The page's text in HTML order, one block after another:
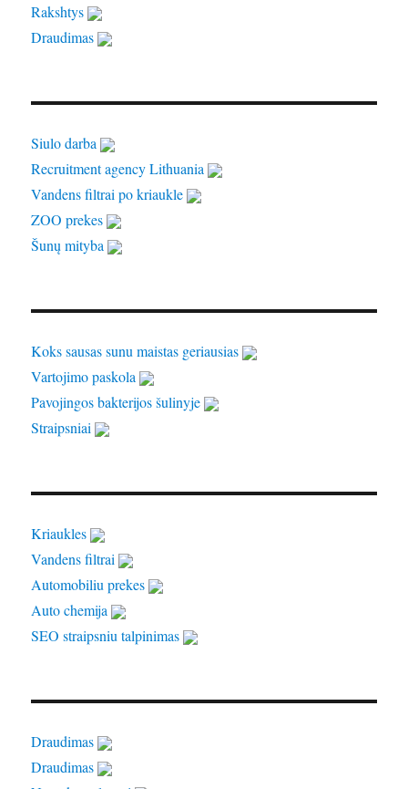
Rakshtys
Draudimas
Siulo darba
Recruitment agency Lithuania
Vandens filtrai po kriaukle
ZOO prekes
Šunų mityba
Koks sausas sunu maistas geriausias
Vartojimo paskola
Pavojingos bakterijos šulinyje
Straipsniai
Kriaukles
Vandens filtrai
Automobiliu prekes
Auto chemija
SEO straipsniu talpinimas
Draudimas
Draudimas